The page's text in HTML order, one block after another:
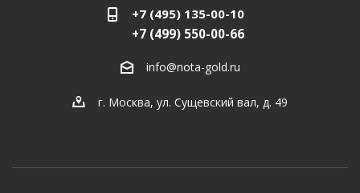
+7 (495) 135-00-10
+7 (499) 550-00-66
info@nota-gold.ru
г. Москва, ул. Сущевский вал, д. 49